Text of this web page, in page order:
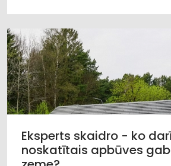
Eksperts skaidro - ko
noskatītais apbūves